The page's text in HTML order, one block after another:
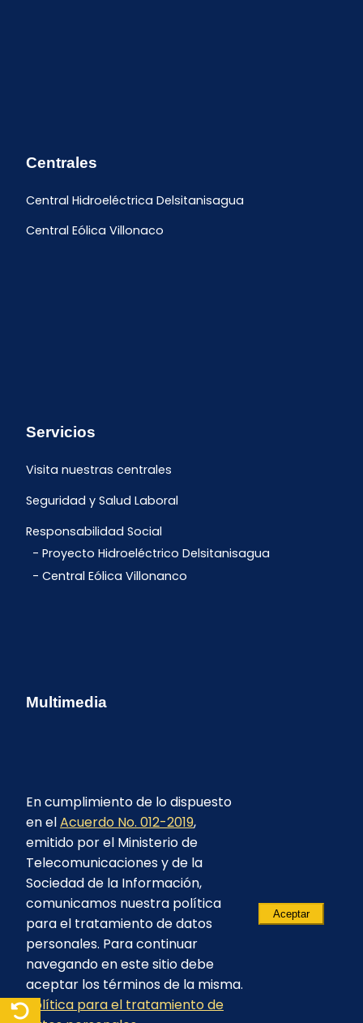
Centrales
Central Hidroeléctrica Delsitanisagua
Central Eólica Villonaco
Servicios
Visita nuestras centrales
Seguridad y Salud Laboral
Responsabilidad Social
Proyecto Hidroeléctrico Delsitanisagua
Central Eólica Villonanco
Multimedia
© 2023 - CELEC EP - Todos los derechos
En cumplimiento de lo dispuesto
en elAcuerdo No. 012-2019,
emitido por el Ministerio de
Telecomunicaciones y de la
Sociedad de la Información,
comunicamos nuestra política
para el tratamiento de datos
personales. Para continuar
navegando en este sitio debe
aceptar los términos de la misma.
Política para el tratamiento de
Aceptar